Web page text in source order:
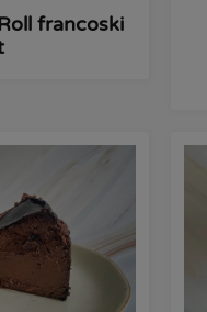
francoski